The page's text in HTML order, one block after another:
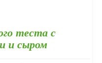
теста с
и сыром